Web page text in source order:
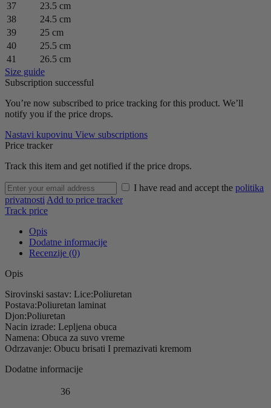
37
23.5 cm
38
24.5 cm
39
25 cm
40
25.5 cm
41
26.5 cm
Size guide
Subscription successful
You’re now subscribed to price tracking for this product. We’ll
notify you if the price drops.
Nastavi kupovinu View subscriptions
Price tracker
Track this item and get notified if the price drops.
I have read and accept the politika
privatnosti Add to price tracker
Track price
Opis
Dodatne informacije
Recenzije (0)
Opis
Sirovinski sastav: Lice:Poliuretan
Postava:Poliuretan laminat
Djon:Poliuretan
Nacin izrade: Lepljena obuca
Namena: Obuca za suvo vreme
Odrzavanje: Obucu brisati I premazivati kremom
Dodatne informacije
36